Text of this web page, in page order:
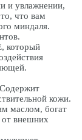
и увлажнении,
что вам
миндаля.
который
кожи.
маслом, богат
внешних